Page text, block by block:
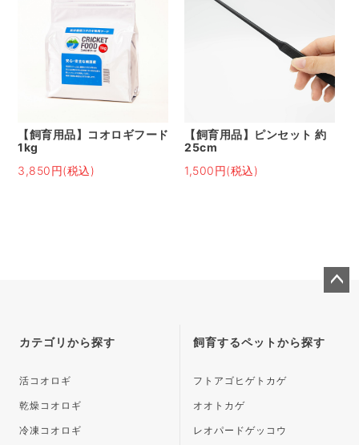
【飼育用品】コオロギフード
1kg
3,850円(税込)
【飼育用品】ピンセット 約
25cm
1,500円(税込)
カテゴリから探す
活コオロギ
乾燥コオロギ
冷凍コオロギ
飼育するペットから探す
フトアゴヒゲトカゲ
オオトカゲ
レオパードゲッコウ